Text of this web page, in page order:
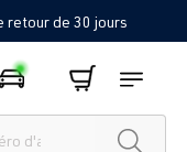
retour de 30 jours